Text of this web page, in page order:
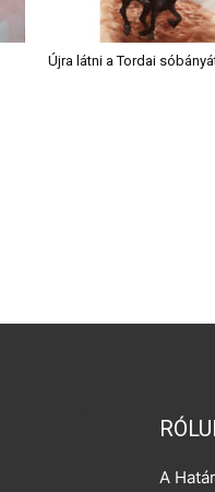
Újra látni a Tordai
A